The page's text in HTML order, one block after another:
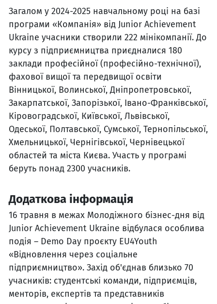
Загалом у 2024-2025 навчальному році на базі
програми «Компанія» від Junior Achievement
Ukraine учасники створили 222 мінікомпанії. До
курсу з підприємництва приєдналися 180
заклади професійної (професійно-технічної),
фахової вищої та передвищої освіти
Вінницької, Волинської, Дніпропетровської,
Закарпатської, Запорізької, Івано-Франківської,
Кіровоградської, Київської, Львівської,
Одеської, Полтавської, Сумської, Тернопільської,
Хмельницької, Чернігівської, Чернівецької
областей та міста Києва. Участь у програмі
беруть понад 2300 учасників.
Додаткова інформація
16 травня в межах Молодіжного бізнес-дня від
Junior Achievement Ukraine відбулася особлива
подія – Demo Day проєкту EU4Youth
«Відновлення через соціальне
підприємництво». Захід об'єднав близько 70
учасників: студентські команди, підприємців,
менторів, експертів та представників